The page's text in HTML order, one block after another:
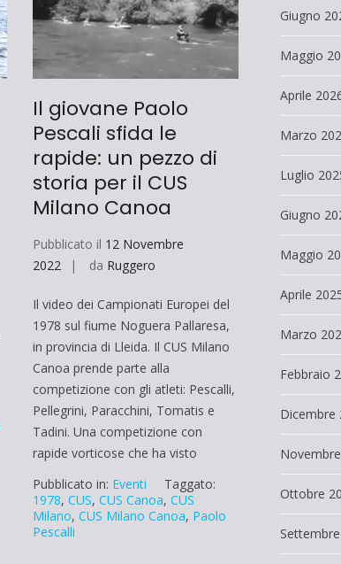
Il giovane Paolo
Pescali sfida le
rapide: un pezzo di
storia per il CUS
Milano Canoa
Pubblicato il 12 Novembre
2022
da Ruggero
Il video dei Campionati Europei del
1978 sul fiume Noguera Pallaresa,
in provincia di Lleida. Il CUS Milano
Canoa prende parte alla
competizione con gli atleti: Pescalli,
Pellegrini, Paracchini, Tomatis e
Tadini. Una competizione con
rapide vorticose che ha visto
Pubblicato in: Eventi
Taggato:
1978, CUS, CUS Canoa, CUS
Milano, CUS Milano Canoa, Paolo
Pescalli
Giugno
Maggio
Aprile
Marzo
Luglio
Giugno
Maggio
Aprile
Marzo
Febbraio
Dicembre
Ottobre